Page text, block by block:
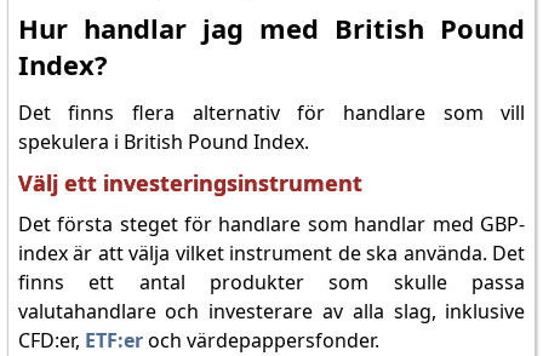
Hur handlar jag med British Pound
Index?
Det finns flera alternativ för handlare som vill
spekulera i British Pound Index.
Välj ett investeringsinstrument
Det första steget för handlare som handlar med GBP-
index är att välja vilket instrument de ska använda. Det
finns ett antal produkter som skulle passa
valutahandlare och investerare av alla slag, inklusive
CFD:er, ETF:eroch värdepappersfonder.